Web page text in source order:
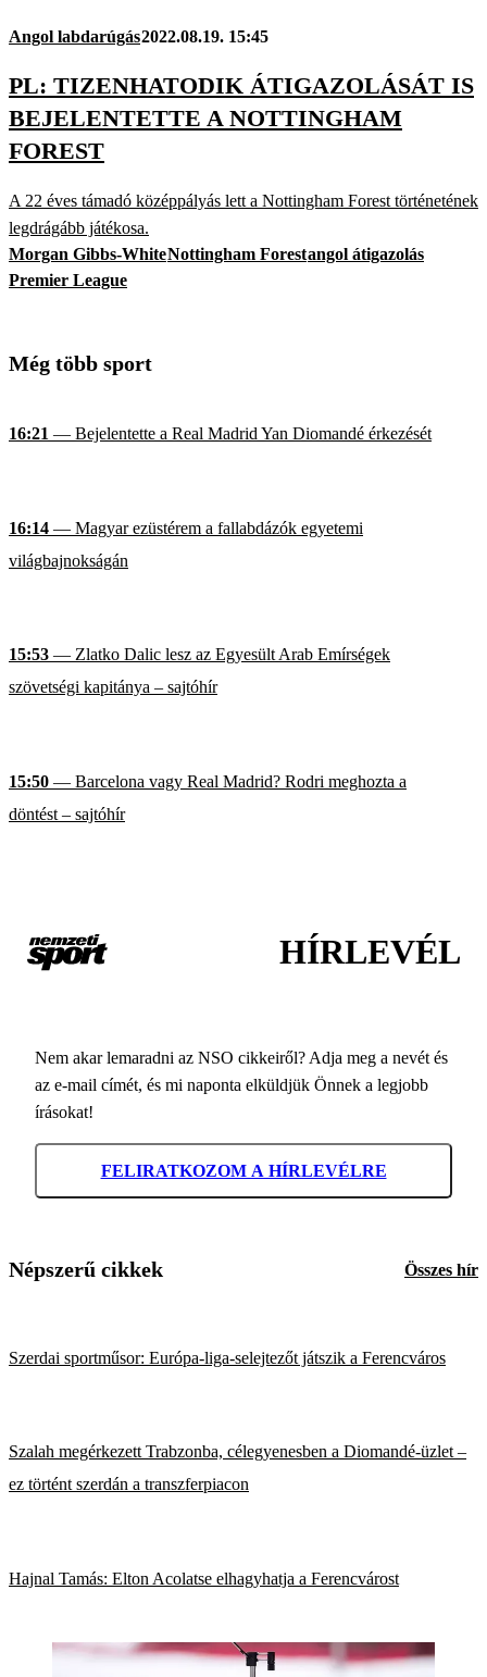
Angol labdarúgás2022.08.19. 15:45
PL: TIZENHATODIK ÁTIGAZOLÁSÁT IS
BEJELENTETTE A NOTTINGHAM
FOREST
A 22 éves támadó középpályás lett a Nottingham Forest történetének
legdrágább játékosa.
Morgan Gibbs-WhiteNottingham Forestangol átigazolás
Premier League
Még több sport
16:21 — Bejelentette a Real Madrid Yan Diomandé érkezését
16:14 — Magyar ezüstérem a fallabdázók egyetemi
világbajnokságán
15:53 — Zlatko Dalic lesz az Egyesült Arab Emírségek
szövetségi kapitánya – sajtóhír
15:50 — Barcelona vagy Real Madrid? Rodri meghozta a
döntést – sajtóhír
HÍRLEVÉL
Nem akar lemaradni az NSO cikkeiről? Adja meg a nevét és
az e-mail címét, és mi naponta elküldjük Önnek a legjobb
írásokat!
FELIRATKOZOM A HÍRLEVÉLRE
Népszerű cikkek Összes hír
Szerdai sportműsor: Európa-liga-selejtezőt játszik a Ferencváros
Szalah megérkezett Trabzonba, célegyenesben a Diomandé-üzlet –
ez történt szerdán a transzferpiacon
Hajnal Tamás: Elton Acolatse elhagyhatja a Ferencvárost